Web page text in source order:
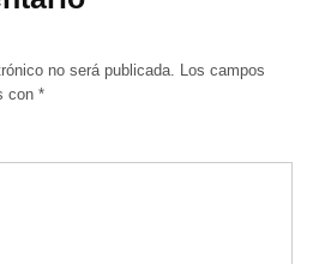
no será publicada. Los campos
con*